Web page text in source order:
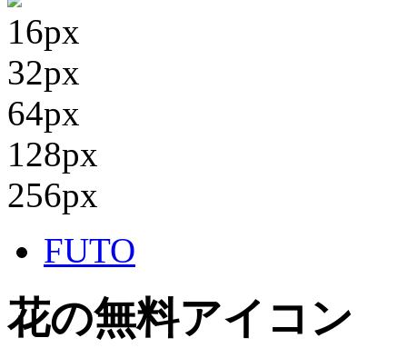
16px
32px
64px
128px
256px
FUTO
花の無料アイコン